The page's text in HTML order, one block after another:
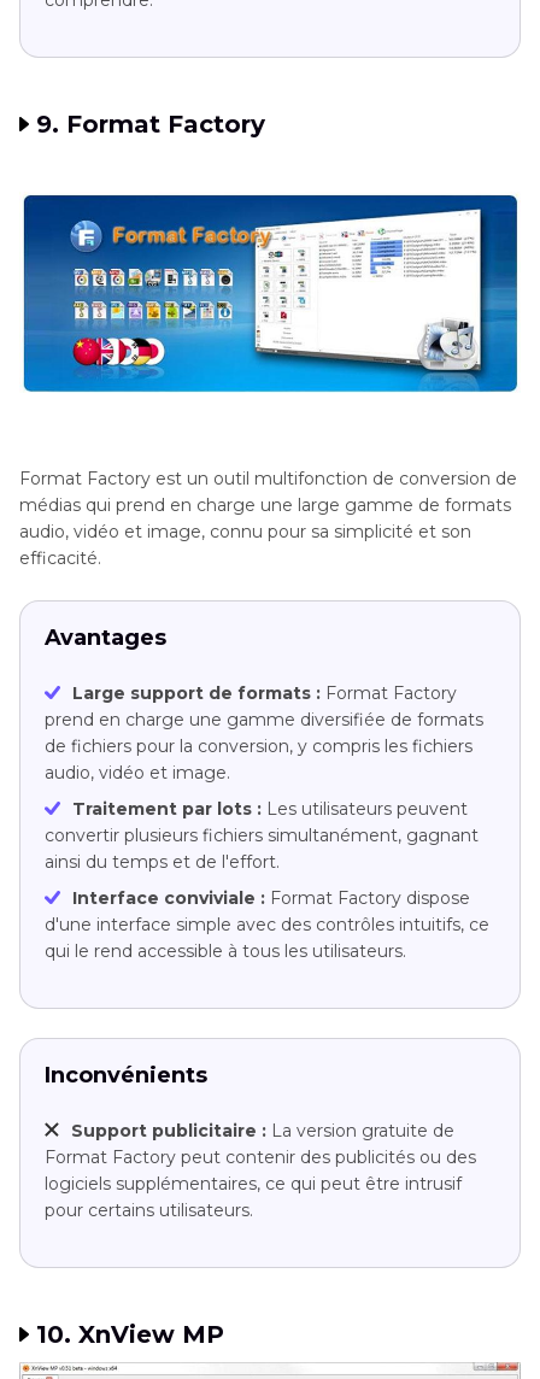
9. Format Factory
Format Factory est un outil multifonction de conversion de
médias qui prend en charge une large gamme de formats
audio, vidéo et image, connu pour sa simplicité et son
efficacité.
Avantages
Large support de formats : Format Factory
prend en charge une gamme diversifiée de formats
de fichiers pour la conversion, y compris les fichiers
audio, vidéo et image.
Traitement par lots : Les utilisateurs peuvent
convertir plusieurs fichiers simultanément, gagnant
ainsi du temps et de l'effort.
Interface conviviale : Format Factory dispose
d'une interface simple avec des contrôles intuitifs, ce
qui le rend accessible à tous les utilisateurs.
Inconvénients
Support publicitaire : La version gratuite de
Format Factory peut contenir des publicités ou des
logiciels supplémentaires, ce qui peut être intrusif
pour certains utilisateurs.
10. XnView MP